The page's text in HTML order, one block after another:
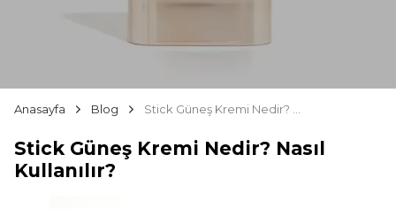
Anasayfa Blog
Stick Güneş Kremi Nedir? Nasıl
Kullanılır?